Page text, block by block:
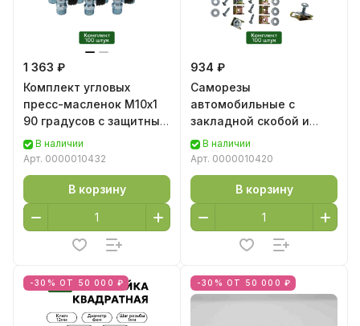
1 363 ₽
Комплект угловых
пресс-масленок М10х1
90 градусов с защитным
колпачком 100 шт
В наличии
Арт. 0000010432
В корзину
934 ₽
Саморезы
автомобильные с
закладной скобой и
шайбой М5, 100 шт
В наличии
Арт. 0000010420
В корзину
-30% ОТ 50 000 ₽ -30% ОТ 50 000 ₽